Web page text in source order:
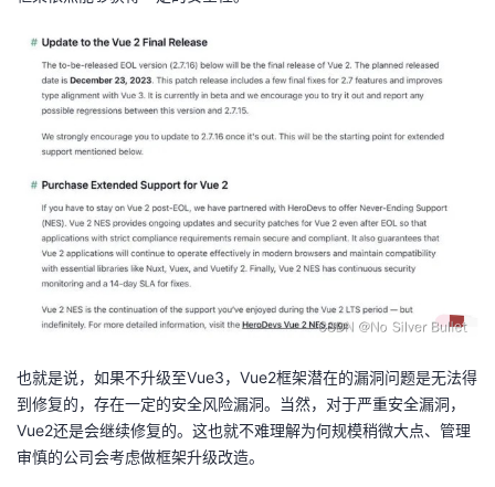
也就是说，如果不升级至Vue3，Vue2框架潜在的漏洞问题是无法得
到修复的，存在一定的安全风险漏洞。当然，对于严重安全漏洞，
Vue2还是会继续修复的。这也就不难理解为何规模稍微大点、管理
审慎的公司会考虑做框架升级改造。